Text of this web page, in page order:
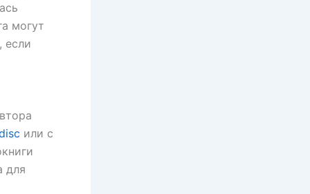
могут
если
или с
для